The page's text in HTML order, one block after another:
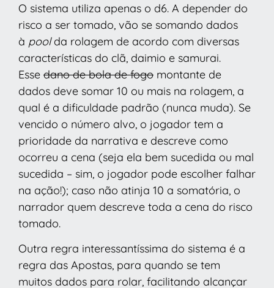
O sistema utiliza apenas o d6. A depender do
risco a ser tomado, vão se somando dados
à poolda rolagem de acordo com diversas
características do clã, daimio e samurai.
Esse dano de bola de fogo montante de
dados deve somar 10 ou mais na rolagem, a
qual é a dificuldade padrão (nunca muda). Se
vencido o número alvo, o jogador tem a
prioridade da narrativa e descreve como
ocorreu a cena (seja ela bem sucedida ou mal
sucedida – sim, o jogador pode escolher falhar
na ação!); caso não atinja 10 a somatória, o
narrador quem descreve toda a cena do risco
tomado.
Outra regra interessantíssima do sistema é a
regra das Apostas, para quando se tem
muitos dados para rolar, facilitando alcançar